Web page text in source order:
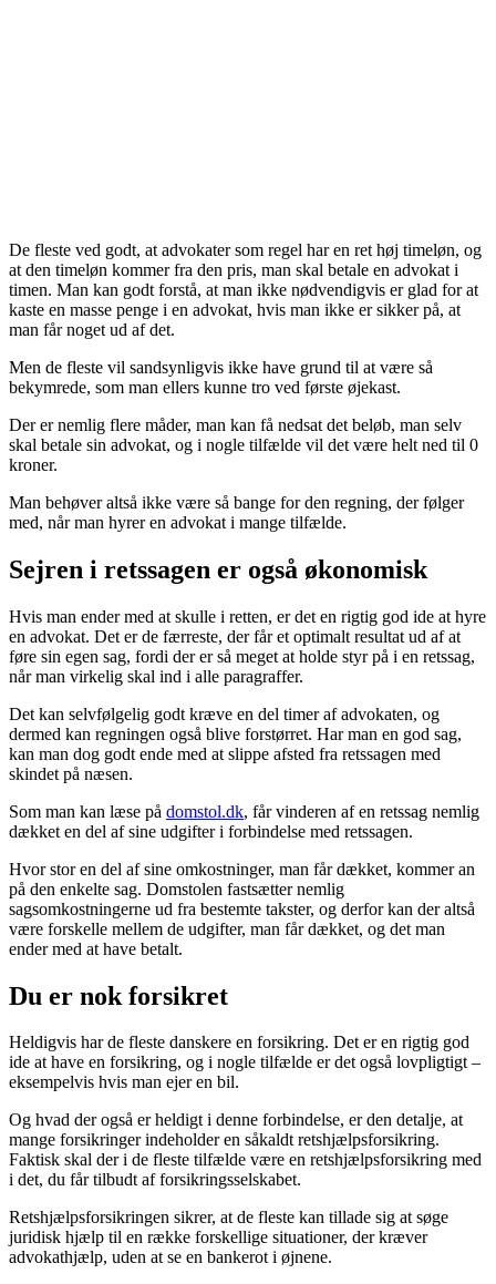
De fleste ved godt, at advokater som regel har en ret høj timeløn, og
at den timeløn kommer fra den pris, man skal betale en advokat i
timen. Man kan godt forstå, at man ikke nødvendigvis er glad for at
kaste en masse penge i en advokat, hvis man ikke er sikker på, at
man får noget ud af det.
Men de fleste vil sandsynligvis ikke have grund til at være så
bekymrede, som man ellers kunne tro ved første øjekast.
Der er nemlig flere måder, man kan få nedsat det beløb, man selv
skal betale sin advokat, og i nogle tilfælde vil det være helt ned til 0
kroner.
Man behøver altså ikke være så bange for den regning, der følger
med, når man hyrer en advokat i mange tilfælde.
Sejren i retssagen er også økonomisk
Hvis man ender med at skulle i retten, er det en rigtig god ide at hyre
en advokat. Det er de færreste, der får et optimalt resultat ud af at
føre sin egen sag, fordi der er så meget at holde styr på i en retssag,
når man virkelig skal ind i alle paragraffer.
Det kan selvfølgelig godt kræve en del timer af advokaten, og
dermed kan regningen også blive forstørret. Har man en god sag,
kan man dog godt ende med at slippe afsted fra retssagen med
skindet på næsen.
Som man kan læse på domstol.dk, får vinderen af en retssag nemlig
dækket en del af sine udgifter i forbindelse med retssagen.
Hvor stor en del af sine omkostninger, man får dækket, kommer an
på den enkelte sag. Domstolen fastsætter nemlig
sagsomkostningerne ud fra bestemte takster, og derfor kan der altså
være forskelle mellem de udgifter, man får dækket, og det man
ender med at have betalt.
Du er nok forsikret
Heldigvis har de fleste danskere en forsikring. Det er en rigtig god
ide at have en forsikring, og i nogle tilfælde er det også lovpligtigt –
eksempelvis hvis man ejer en bil.
Og hvad der også er heldigt i denne forbindelse, er den detalje, at
mange forsikringer indeholder en såkaldt retshjælpsforsikring.
Faktisk skal der i de fleste tilfælde være en retshjælpsforsikring med
i det, du får tilbudt af forsikringsselskabet.
Retshjælpsforsikringen sikrer, at de fleste kan tillade sig at søge
juridisk hjælp til en række forskellige situationer, der kræver
advokathjælp, uden at se en bankerot i øjnene.